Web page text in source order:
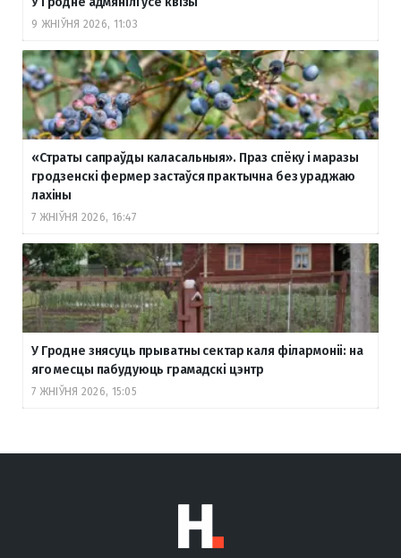
9 ЖНІЎНЯ 2026, 11:03
«Страты сапраўды каласальныя». Праз спёку і маразы
гродзенскі фермер застаўся практычна без ураджаю
лахіны
7 ЖНІЎНЯ 2026, 16:47
У Гродне знясуць прыватны сектар каля філармоніі: на
яго месцы пабудуюць грамадскі цэнтр
7 ЖНІЎНЯ 2026, 15:05